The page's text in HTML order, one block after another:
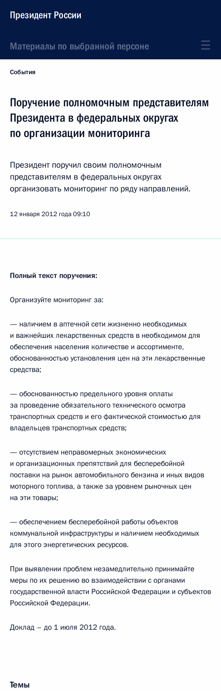
Президент России
Материалы по выбранной персоне
События
Поручение полномочным представителям
Президента в федеральных округах
по организации мониторинга
Президент поручил своим полномочным
представителям в федеральных округах
организовать мониторинг по ряду направлений.
12 января 2012 года09:10
Полный текст поручения:
Организуйте мониторинг за:
— наличием в аптечной сети жизненно необходимых
и важнейших лекарственных средств в необходимом для
обеспечения населения количестве и ассортименте,
обоснованностью установления цен на эти лекарственные
средства;
— обоснованностью предельного уровня оплаты
за проведение обязательного технического осмотра
транспортных средств и его фактической стоимостью для
владельцев транспортных средств;
— отсутствием неправомерных экономических
и организационных препятствий для бесперебойной
поставки на рынок автомобильного бензина и иных видов
моторного топлива, а также за уровнем рыночных цен
на эти товары;
— обеспечением бесперебойной работы объектов
коммунальной инфраструктуры и наличием необходимых
для этого энергетических ресурсов.
При выявлении проблем незамедлительно принимайте
меры по их решению во взаимодействии с органами
государственной власти Российской Федерации и субъектов
Российской Федерации.
Доклад – до 1 июля 2012 года.
Темы